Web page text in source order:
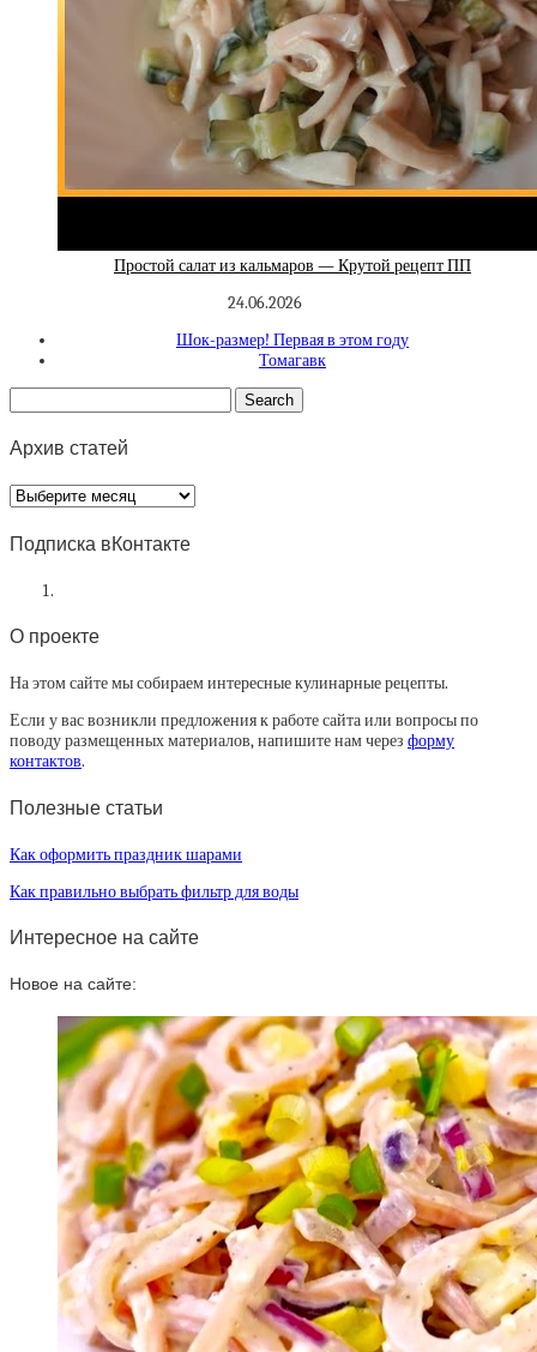
Простой салат из кальмаров — Крутой рецепт ПП
24.06.2026
Шок-размер! Первая в этом году
Томагавк
Архив статей
Архив
статей
Подписка вКонтакте
О проекте
На этом сайте мы собираем интересные кулинарные рецепты.
Если у вас возникли предложения к работе сайта или вопросы по
поводу размещенных материалов, напишите нам через форму
контактов.
Полезные статьи
Как оформить праздник шарами
Как правильно выбрать фильтр для воды
Интересное на сайте
Новое на сайте: